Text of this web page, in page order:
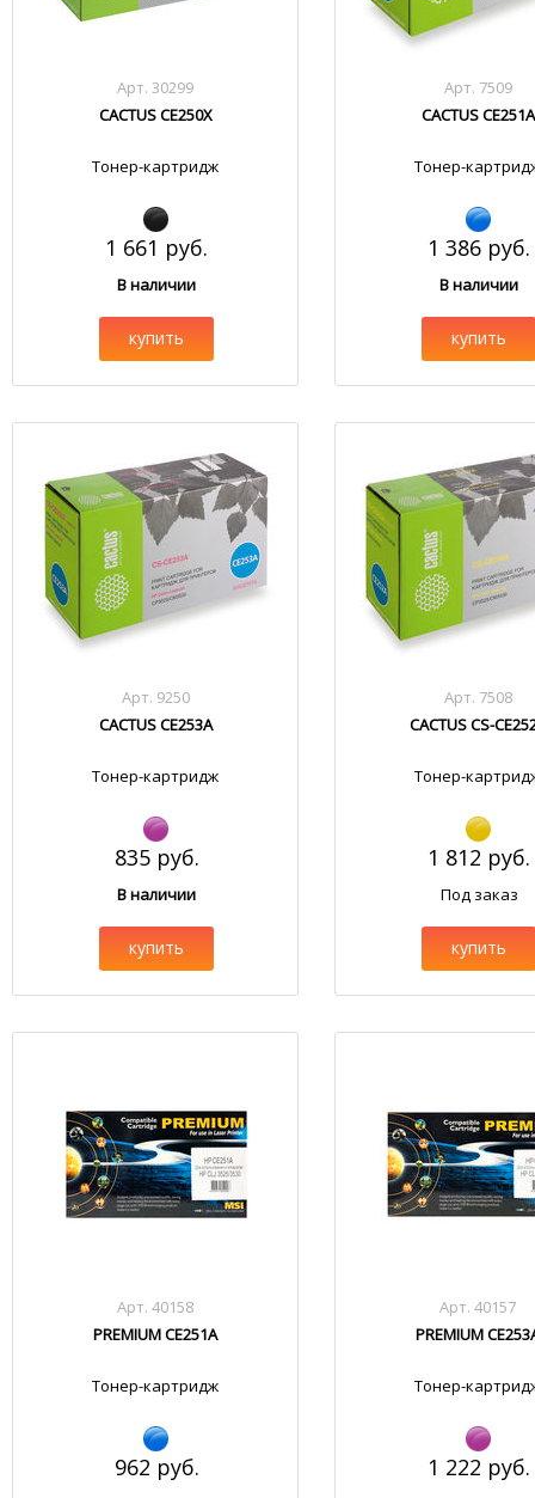
Арт. 30299
CACTUS CE250X
Тонер-картридж
1 661 руб.
В наличии
купить
Арт. 7509
CACTUS CE251A
Тонер-
1 386 руб.
В наличии
купить
Арт. 9250
CACTUS CE253A
Тонер-картридж
835 руб.
В наличии
купить
Арт. 7508
CACTUS CS-
Тонер-
1 812 руб.
Под заказ
купить
Арт. 40158
PREMIUM CE251A
Тонер-картридж
962 руб.
Арт. 40157
PREMIUM
Тонер-
1 222 руб.